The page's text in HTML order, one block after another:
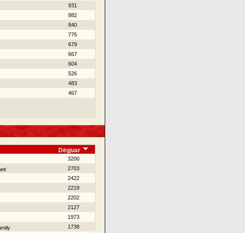
931
882
840
775
679
667
604
526
483
467
Dëgjuar
3200
2703
2422
2219
2202
2127
1973
1738